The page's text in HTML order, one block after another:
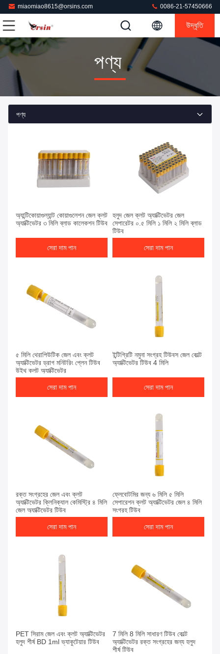
miaomiao8615@orsins.com 0086-21-57450666
উদ্ধৃতি
পণ্য
পণ্য
অ্যান্টিকোয়াগুল্যান্ট কোয়াগুলেশন জেল ক্লট
অ্যাক্টিভেটর ৩ মিলি ব্লাড কালেকশন টিউব
সেরা দাম পান
হলুদ জেল ক্লট অ্যাক্টিভেটর জেল
সেপারেটর ০.৫ মিলি ১ মিলি ২ মিলি ব্লাড
টিউব
সেরা দাম পান
৫ মিলি থেরাপিউটিক জেল এবং ক্লট
অ্যাক্টিভেটর ড্রাগ মনিটরিং প্লেন টিউব
উইথ ক্লট অ্যাক্টিভেটর
সেরা দাম পান
ইন্টিগ্রিটি নমুনা সংগ্রহ টিউবস জেল কোল্ট
অ্যাক্টিভেটর টিউব 4 মিলি
সেরা দাম পান
রক্ত সংগ্রহের জেল এবং ক্লট
অ্যাক্টিভেটর ক্লিনিক্যাল কেমিস্ট্রি ৪ মিলি
জেল অ্যাক্টিভেটর টিউব
সেরা দাম পান
ফ্লেবোটমির জন্য ৬ মিলি ৫ মিলি
সেপারেশন ক্লট অ্যাক্টিভেটর জেল ৪ মিলি
সংগ্রহ টিউব
সেরা দাম পান
PET সিরাম জেল এবং ক্লট অ্যাক্টিভেটর
হলুদ শীর্ষ BD 1ml ভ্যাকুটেয়ার টিউব
7 মিলি 8 মিলি সাধারণ টিউব কোল্ট
অ্যাক্টিভেটর রক্ত সংগ্রহের জন্য হলুদ
শীর্ষ টিউব